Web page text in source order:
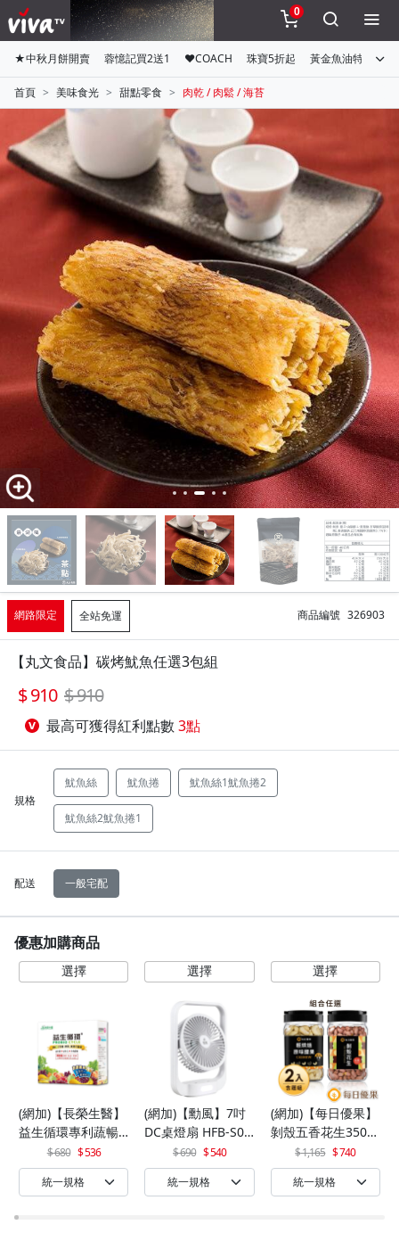
0
★中秋月餅開賣 蓉憶記買2送1 ♥COACH 珠寶5折起 黃金魚油特惠組
首頁 美味食光 甜點零食 肉乾 / 肉鬆 / 海苔
網路限定 全站免運 商品編號 326903
【丸文食品】碳烤魷魚任選3包組
910 910
最高可獲得紅利點數 3點
規格
魷魚絲 魷魚捲 魷魚絲1魷魚捲2
魷魚絲2魷魚捲1
配送 一般宅配
優惠加購商品
(網加)【長榮生醫】
益生循環專利蔬暢
配方輕體順暢(30包/
盒)x1
680 536
(網加)【勳風】7吋
DC桌燈扇 HFB-S06
690 540
(網加)【每日優果】
剝殼五香花生350G
+罐裝原味烘焙腰果
320G
1,165 740